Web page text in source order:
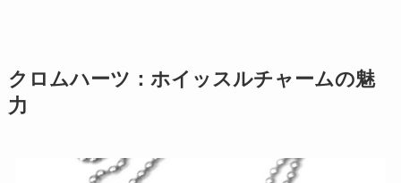
クロムハーツ：ホイッスルチャームの魅
力